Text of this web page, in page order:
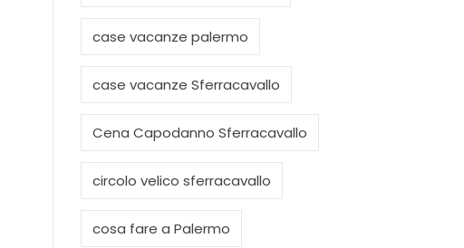
case vacanze palermo
case vacanze Sferracavallo
Cena Capodanno Sferracavallo
circolo velico sferracavallo
cosa fare a Palermo